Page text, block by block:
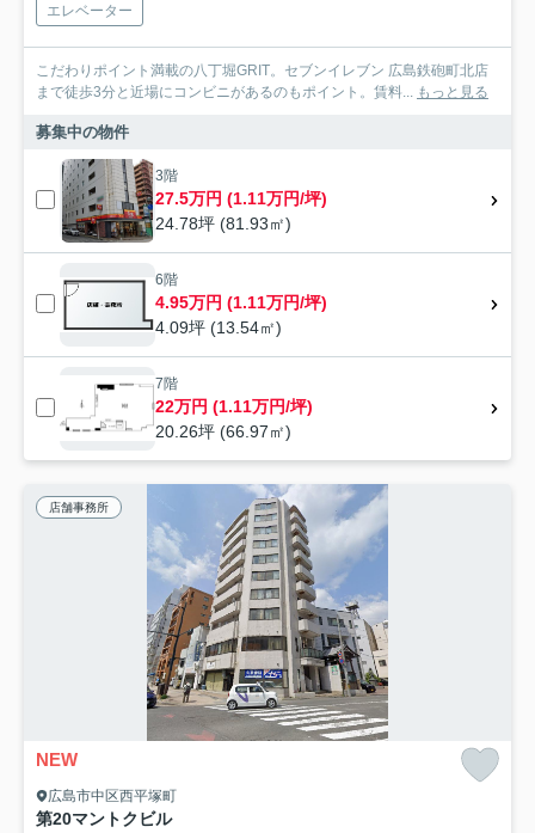
エレベーター
こだわりポイント満載の八丁堀GRIT。セブンイレブン 広島鉄砲町北店
まで徒歩3分と近場にコンビニがあるのもポイント。賃料...
もっと見る
募集中の物件
3階
27.5万円 (1.11万円/坪)
24.78坪 (81.93㎡)
6階
4.95万円 (1.11万円/坪)
4.09坪 (13.54㎡)
7階
22万円 (1.11万円/坪)
20.26坪 (66.97㎡)
店舗事務所
NEW
広島市中区西平塚町
第20マントクビル